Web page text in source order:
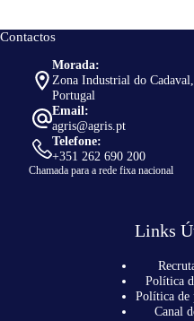
Contactos
Morada:
Zona Industrial do
Portugal
Email:
agris@agris.pt
Telefone:
+351 262 690 200
Chamada para a rede fixa nacional
Links
Política
Política de
Canal